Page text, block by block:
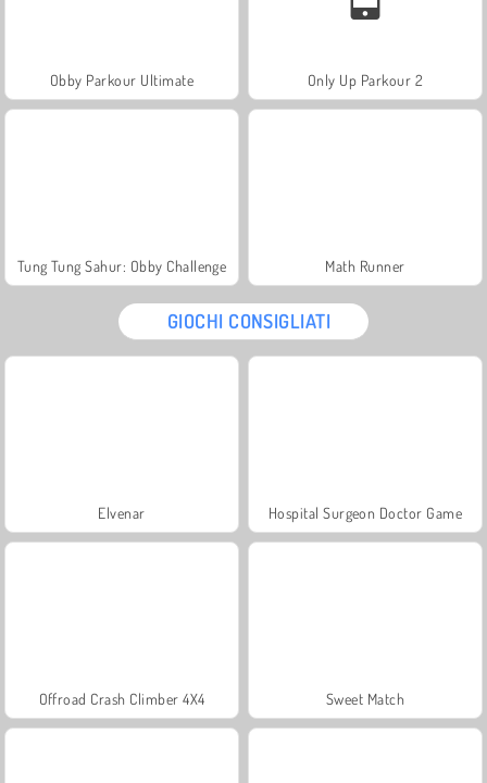
Obby Parkour Ultimate Only Up Parkour 2
Tung Tung Sahur: Obby Challenge Math Runner
GIOCHI CONSIGLIATI
Elvenar Hospital Surgeon Doctor Game
Offroad Crash Climber 4X4 Sweet Match